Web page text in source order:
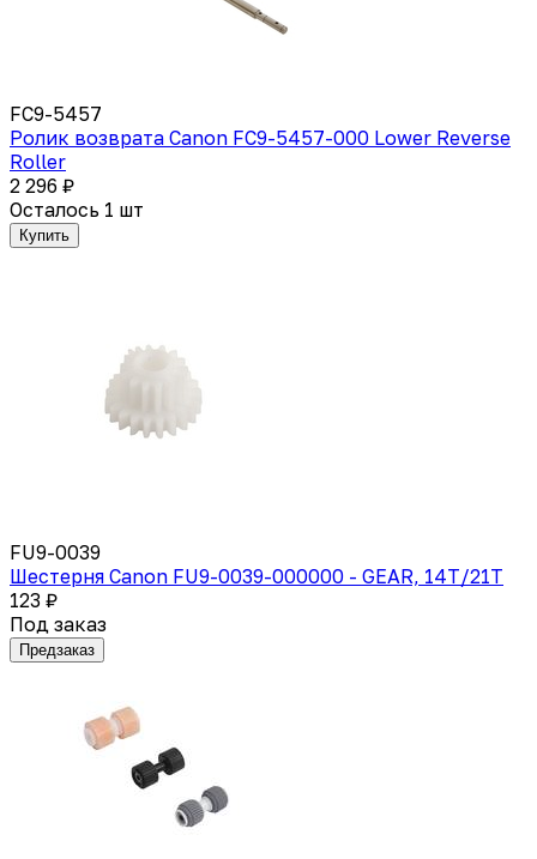
FC9-5457
Ролик возврата Canon FC9-5457-000 Lower Reverse
Roller
2 296 ₽
Осталось 1 шт
Купить
FU9-0039
Шестерня Canon FU9-0039-000000 - GEAR, 14T/21T
123 ₽
Под заказ
Предзаказ